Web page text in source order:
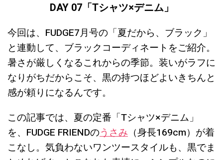
DAY 07「Tシャツ×デニム」
今回は、FUDGE7月号の「夏だから、ブラック」
と連動して、ブラックコーディネートをご紹介。
暑さが厳しくなるこれからの季節。装いがラフに
なりがちだからこそ、黒の持つほどよいきちんと
感が頼りになるんです。
この記事では、夏の定番「Tシャツ×デニム」
を、FUDGE FRIENDのうさみ（身長169cm）が着
こなし。気負わないワンツースタイルも、黒でま